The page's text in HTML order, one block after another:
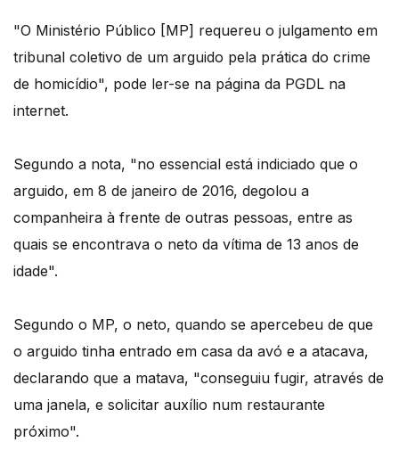
"O Ministério Público [MP] requereu o julgamento em
tribunal coletivo de um arguido pela prática do crime
de homicídio", pode ler-se na página da PGDL na
internet.
Segundo a nota, "no essencial está indiciado que o
arguido, em 8 de janeiro de 2016, degolou a
companheira à frente de outras pessoas, entre as
quais se encontrava o neto da vítima de 13 anos de
idade".
Segundo o MP, o neto, quando se apercebeu de que
o arguido tinha entrado em casa da avó e a atacava,
declarando que a matava, "conseguiu fugir, através de
uma janela, e solicitar auxílio num restaurante
próximo".